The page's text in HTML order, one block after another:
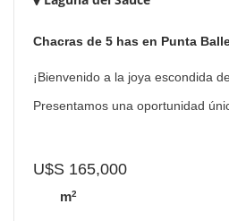
Chacras de 5 has en Punta
¡Bienvenido a la joya escondida
Presentamos una oportunidad
U$S 165,000
m2